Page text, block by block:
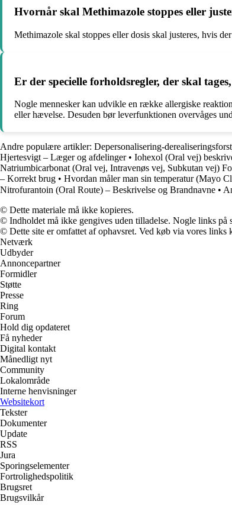
Hvornår skal Methimazole stoppes eller
Methimazole skal stoppes eller dosis skal justeres, hvis
Er der specielle forholdsregler, der skal
Nogle mennesker kan udvikle en række allergiske
eller hævelse. Desuden bør leverfunktionen overvåges
Andre populære artikler: Depersonalisering-
Hjertesvigt – Læger og afdelinger• Iohexol (Oral vej)
Natriumbicarbonat (Oral vej, Intravenøs vej, Subkutan vej)
– Korrekt brug • Hvordan måler man sin temperatur (Mayo
Nitrofurantoin (Oral Route) – Beskrivelse og Brandnavne •
© Dette materiale må ikke kopieres.
© Indholdet må ikke gengives uden tilladelse. Nogle links på
© Dette site er omfattet af ophavsret. Ved køb via vores
Netværk
Udbyder
Annoncepartner
Formidler
Støtte
Presse
Ring
Forum
Hold dig opdateret
Få nyheder
Digital kontakt
Månedligt nyt
Community
Lokalområde
Interne henvisninger
Websitekort
Tekster
Dokumenter
Update
RSS
Jura
Sporingselementer
Fortrolighedspolitik
Brugsret
Brugsvilkår